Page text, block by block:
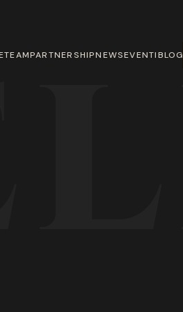
TEAMPARTNERSHIPNEWSEVENTIBLOG